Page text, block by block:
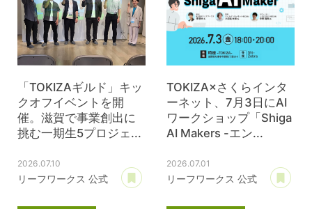
「TOKIZAギルド」キッ
クオフイベントを開
催。滋賀で事業創出に
挑む一期生5プロジェ...
2026.07.10
リーフワークス 公式
あとで読む
TOKIZA×さくらインタ
ーネット、7月3日にAI
ワークショップ「Shiga
AI Makers -エン...
2026.07.01
リーフワークス 公式